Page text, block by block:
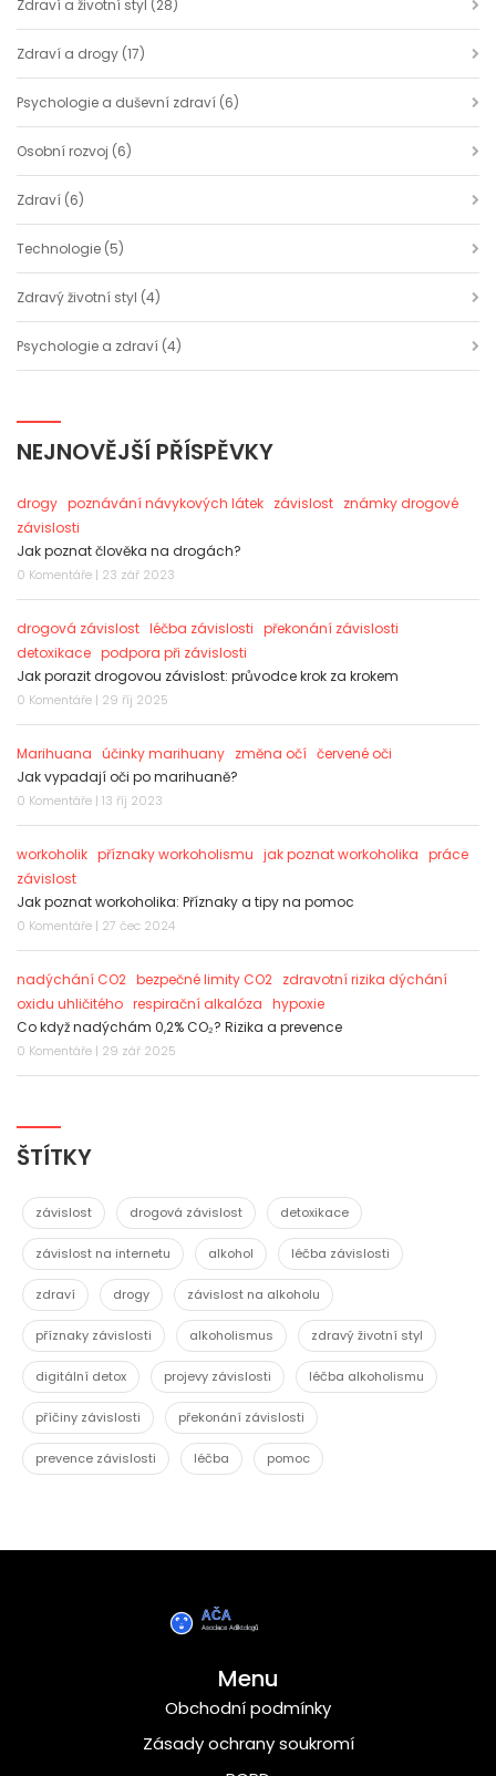
Zdraví a životní styl (28)
Zdraví a drogy (17)
Psychologie a duševní zdraví (6)
Osobní rozvoj (6)
Zdraví (6)
Technologie (5)
Zdravý životní styl (4)
Psychologie a zdraví (4)
NEJNOVĚJŠÍ PŘÍSPĚVKY
drogy poznávání návykových látek závislost známky drogové
závislosti
Jak poznat člověka na drogách?
0 Komentáře | 23 zář 2023
drogová závislost léčba závislosti překonání závislosti
detoxikace podpora při závislosti
Jak porazit drogovou závislost: průvodce krok za krokem
0 Komentáře | 29 říj 2025
Marihuana účinky marihuany změna očí červené oči
Jak vypadají oči po marihuaně?
0 Komentáře | 13 říj 2023
workoholik příznaky workoholismu jak poznat workoholika práce
závislost
Jak poznat workoholika: Příznaky a tipy na pomoc
0 Komentáře | 27 čec 2024
nadýchání CO2 bezpečné limity CO2 zdravotní rizika dýchání
oxidu uhličitého respirační alkalóza hypoxie
Co když nadýchám 0,2% CO₂? Rizika a prevence
0 Komentáře | 29 zář 2025
ŠTÍTKY
závislost drogová závislost detoxikace
závislost na internetu alkohol léčba závislosti
zdraví drogy závislost na alkoholu
příznaky závislosti alkoholismus zdravý životní styl
digitální detox projevy závislosti léčba alkoholismu
příčiny závislosti překonání závislosti
prevence závislosti léčba pomoc
Menu
Obchodní podmínky
Zásady ochrany soukromí